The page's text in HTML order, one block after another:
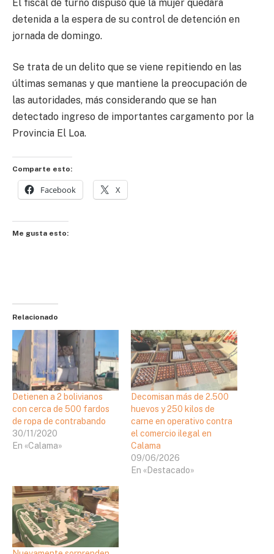
El fiscal de turno dispuso que la mujer quedara
detenida a la espera de su control de detención en
jornada de domingo.
Se trata de un delito que se viene repitiendo en las
últimas semanas y que mantiene la preocupación de
las autoridades, más considerando que se han
detectado ingreso de importantes cargamento por la
Provincia El Loa.
Comparte esto:
Facebook X
Me gusta esto:
Relacionado
Detienen a 2 bolivianos
con cerca de 500 fardos
de ropa de contrabando
30/11/2020
En «Calama»
Decomisan más de 2.500
huevos y 250 kilos de
carne en operativo contra
el comercio ilegal en
Calama
09/06/2026
En «Destacado»